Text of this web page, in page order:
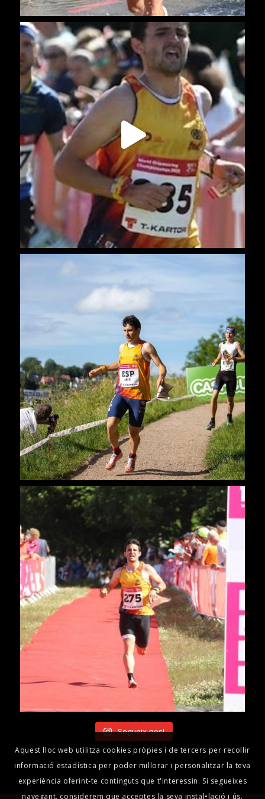
Segueix-nos!
Aquest lloc web utilitza cookies pròpies i de tercers per recollir
informació estadística per poder millorar i personalitzar la teva
experiència oferint-te continguts que t'interessin. Si segueixes
navegant, considerem que acceptes la seva instal•lació i ús.